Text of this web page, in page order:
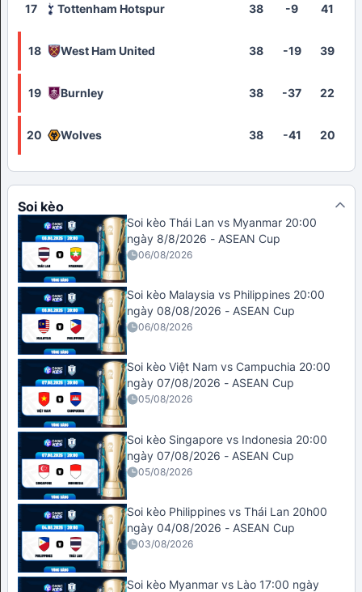
17 Tottenham Hotspur 38 -9 41
18 West Ham United 38 -19 39
19 Burnley 38 -37 22
20 Wolves 38 -41 20
Soi kèo
Soi kèo Thái Lan vs Myanmar 20:00
ngày 8/8/2026 - ASEAN Cup
06/08/2026
Soi kèo Malaysia vs Philippines 20:00
ngày 08/08/2026 - ASEAN Cup
06/08/2026
Soi kèo Việt Nam vs Campuchia 20:00
ngày 07/08/2026 - ASEAN Cup
05/08/2026
Soi kèo Singapore vs Indonesia 20:00
ngày 07/08/2026 - ASEAN Cup
05/08/2026
Soi kèo Philippines vs Thái Lan 20h00
ngày 04/08/2026 - ASEAN Cup
03/08/2026
Soi kèo Myanmar vs Lào 17:00 ngày